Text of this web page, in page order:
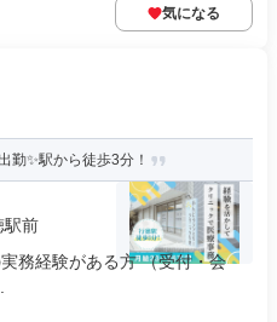
気になる
勤✨駅から徒歩3分！
駅前
務経験がある方 （受付・会